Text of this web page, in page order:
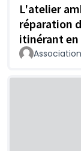
L'atelier
réparation
itinérant